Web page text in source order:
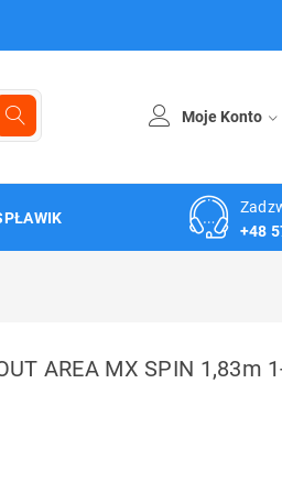
Moje Konto
+48
AREA MX SPIN 1,83m